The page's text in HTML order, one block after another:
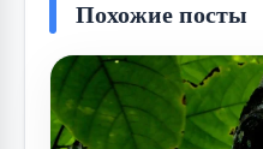
Похожие посты